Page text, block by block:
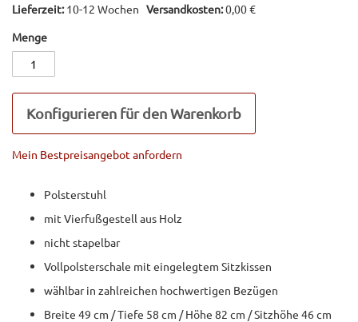
Lieferzeit:10-12 Wochen Versandkosten:0,00 €
Menge
Konfigurieren für den Warenkorb
Mein Bestpreisangebot anfordern
Polsterstuhl
mit Vierfußgestell aus Holz
nicht stapelbar
Vollpolsterschale mit eingelegtem Sitzkissen
wählbar in zahlreichen hochwertigen Bezügen
Breite 49 cm / Tiefe 58 cm / Höhe 82 cm / Sitzhöhe 46 cm